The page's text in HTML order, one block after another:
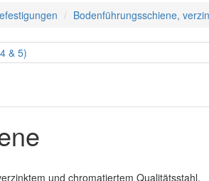
Bodenführungsschiene,
und chromatiertem Qualitätsstahl.